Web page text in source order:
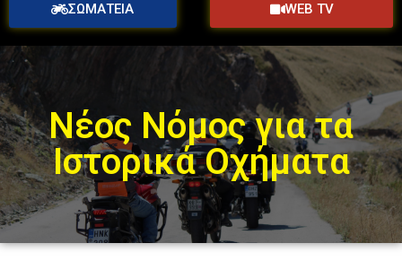
ΣΩΜΑΤΕΙΑ WEB TV
Nέος Νόμος για τα
Ιστορικά Οχήματα